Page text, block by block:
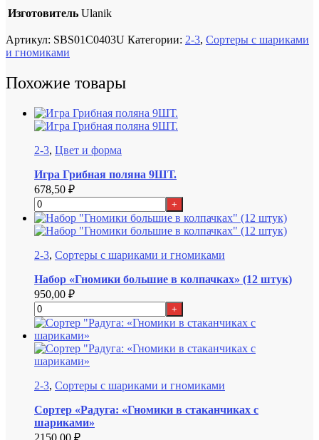
Изготовитель Ulanik
Артикул: SBS01C0403U Категории: 2-3, Сортеры с шариками
и гномиками
Похожие товары
2-3, Цвет и форма
Игра Грибная поляна 9ШТ.
678,50 ₽
+
2-3, Сортеры с шариками и гномиками
Набор «Гномики большие в колпачках» (12 штук)
950,00 ₽
+
2-3, Сортеры с шариками и гномиками
Сортер «Радуга: «Гномики в стаканчиках с
шариками»
2150,00 ₽